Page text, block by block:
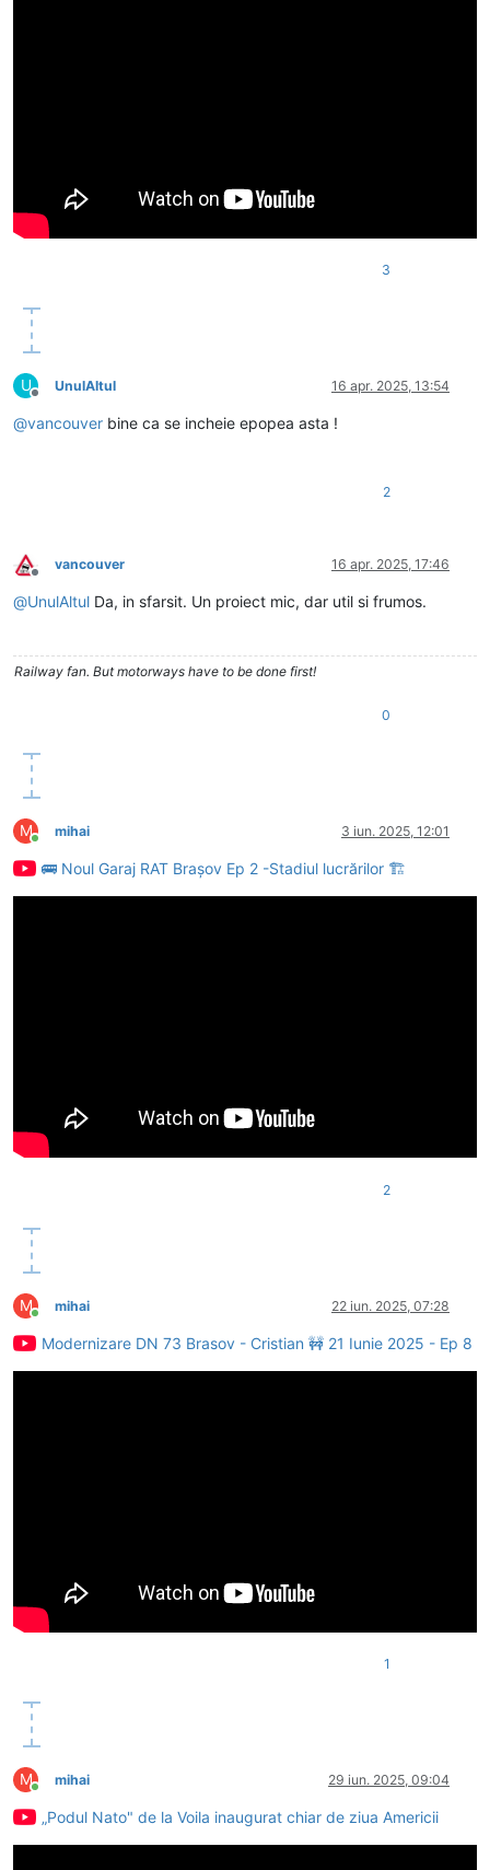
3
U
Deconectat
UnulAltul 16 apr. 2025, 13:54
@vancouver bine ca se incheie epopea asta !
2
Deconectat
vancouver 16 apr. 2025, 17:46
@UnulAltul Da, in sfarsit. Un proiect mic, dar util si frumos.
Railway fan. But motorways have to be done first!
0
M
Conectat
mihai 3 iun. 2025, 12:01
🚌 Noul Garaj RAT Brașov Ep 2 -Stadiul lucrărilor 🏗️
2
M
Conectat
mihai 22 iun. 2025, 07:28
Modernizare DN 73 Brasov - Cristian 🚧 21 Iunie 2025 - Ep 8
1
M
Conectat
mihai 29 iun. 2025, 09:04
„Podul Nato" de la Voila inaugurat chiar de ziua Americii